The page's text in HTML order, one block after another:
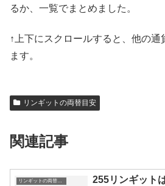
るか、一覧でまとめました。
↑上下にスクロールすると、他の
ます。
リンギットの両替目安
関連記事
リンギットの両替目安
255リンギット